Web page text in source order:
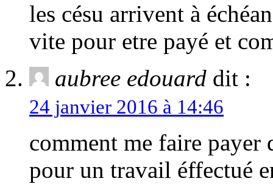
les césu arrivent à
vite pour etre payé et
aubree edouard dit :
24 janvier 2016 à 14:46
comment me faire payer
pour un travail éffectué